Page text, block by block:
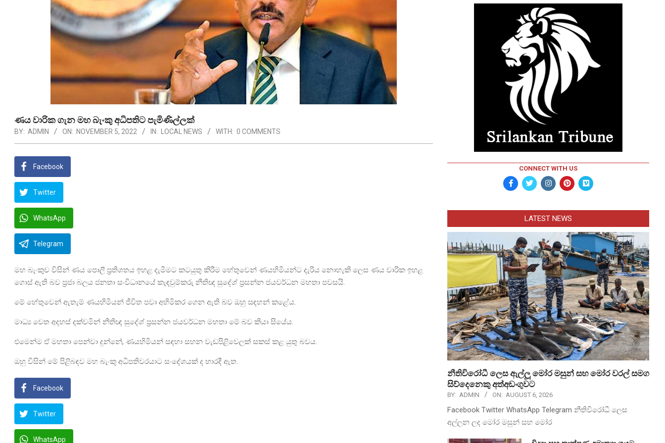
ණය වාරික ගැන මහ බැංකු අධිපතිට පැමිණිල්ලක්
BY: ADMIN ON: NOVEMBER 5, 2022 IN: LOCAL NEWS WITH: 0 COMMENTS
Facebook
Twitter
WhatsApp
Telegram
මහ බැංකුව විසින් ණය පොලී ප්‍රතිශතය ඉහළ දැමීමට කටයුතු කිරීම හේතුවෙන් ණයහිමියන්ට දැරිය නොහැකි ලෙස ණය වාරික ඉහළ
ගොස් ඇති බව ප්‍රජා බලය ජනතා සංවිධානයේ කැඳවුම්කරු නීතිඥ සුදේශ් ප්‍රසන්න ජයවර්ධන මහතා පවසයි.
මේ හේතුවෙන් ඇතැම් ණයහිමියන් ජීවිත පවා අහිමිකර ගෙන ඇති බව ඔහු සඳහන් කළේය.
මාධ්‍ය වෙත අදහස් දක්වමින් නීතිඥ සුදේශ් ප්‍රසන්න ජයවර්ධන මහතා මේ බව කියා සියේය.
එමෙන්ම ඒ මහතා පෙන්වා දුන්නේ, ණයහිමියන් සඳහා සහන වැඩපිළිවෙලක් සකස් කළ යුතු බවය.
ඔහු විසින් මේ පිළිබඳව මහ බැංකු අධිපතිවරයාට සංදේශයක් ද භාරදී ඇත.
Facebook
Twitter
WhatsApp
CONNECT WITH US
LATEST NEWS
නීතිවිරෝධී ලෙස ඇල්ලූ මෝර මසුන් සහ මෝර වරල් සමග
සිව්දෙනෙකු අත්අඩංගුවට
BY: ADMIN ON: AUGUST 6, 2026
Facebook Twitter WhatsApp Telegram නීතිවිරෝධී ලෙස
අල්ලන ලද මෝර මසුන් සහ මෝර